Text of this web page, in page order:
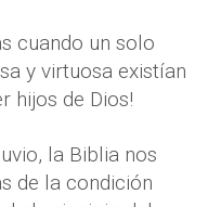
cuando un solo
y virtuosa existían
hijos de Dios!
la Biblia nos
de la condición